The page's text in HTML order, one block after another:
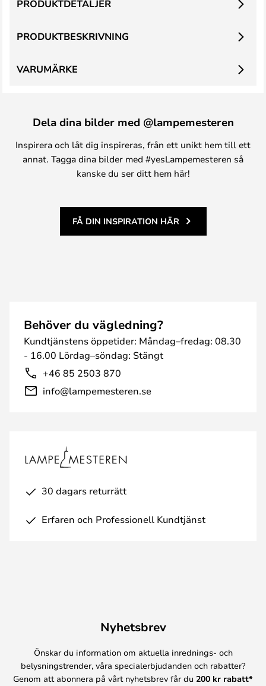
PRODUKTBESKRIVNING
PRODUKTDETALJER
VARUMÄRKE
Dela dina bilder med @lampemesteren
Inspirera och låt dig inspireras, från ett unikt hem till ett
annat. Tagga dina bilder med #yesLampemesteren så
kanske du ser ditt hem här!
FÅ DIN INSPIRATION HÄR
Behöver du vägledning?
Kundtjänstens öppetider: Måndag–fredag: 08.30
- 16.00 Lördag–söndag: Stängt
+46 85 2503 870
info@lampemesteren.se
30 dagars returrätt
Erfaren och Professionell Kundtjänst
Nyhetsbrev
Önskar du information om aktuella inrednings- och
belysningstrender, våra specialerbjudanden och rabatter?
Genom att abonnera på vårt nyhetsbrev får du 200 kr rabatt*